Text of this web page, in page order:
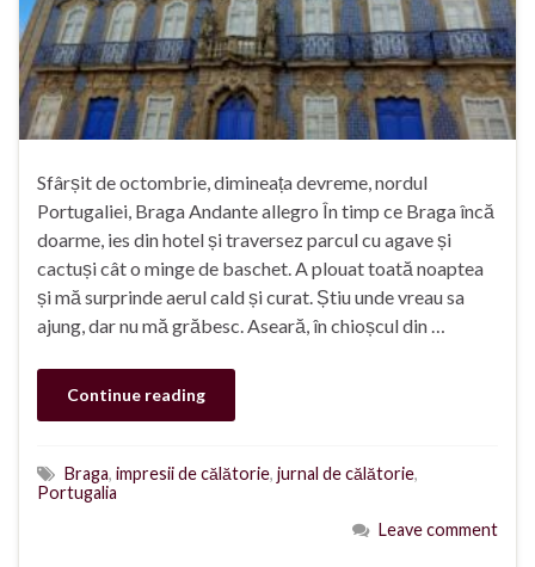
Sfârșit de octombrie, dimineața devreme, nordul
Portugaliei, Braga Andante allegro În timp ce Braga încă
doarme, ies din hotel și traversez parcul cu agave și
cactuși cât o minge de baschet. A plouat toată noaptea
și mă surprinde aerul cald și curat. Știu unde vreau sa
ajung, dar nu mă grăbesc. Aseară, în chioșcul din …
Continue reading
Braga, impresii de călătorie, jurnal de călătorie,
Portugalia
Leave comment